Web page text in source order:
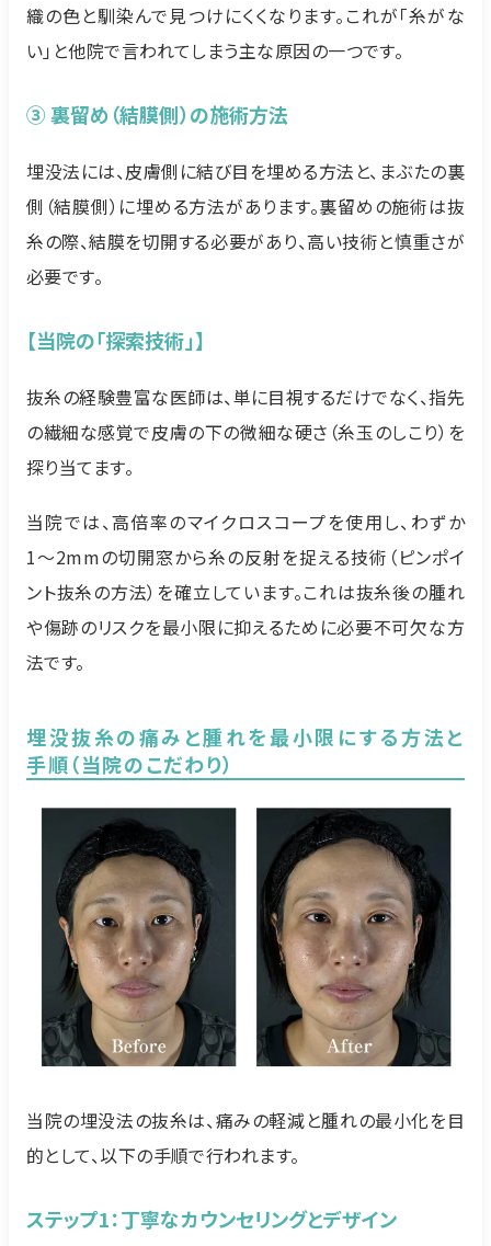
織の色と馴染んで見つけにくくなります。これが「糸がな
い」と他院で言われてしまう主な原因の一つです。
③ 裏留め（結膜側）の施術方法
埋没法には、皮膚側に結び目を埋める方法と、まぶたの裏
側（結膜側）に埋める方法があります。裏留めの施術は抜
糸の際、結膜を切開する必要があり、高い技術と慎重さが
必要です。
【当院の「探索技術」】
抜糸の経験豊富な医師は、単に目視するだけでなく、指先
の繊細な感覚で皮膚の下の微細な硬さ（糸玉のしこり）を
探り当てます。
当院では、高倍率のマイクロスコープを使用し、わずか
1〜2mmの切開窓から糸の反射を捉える技術（ピンポイ
ント抜糸の方法）を確立しています。これは抜糸後の腫れ
や傷跡のリスクを最小限に抑えるために必要不可欠な方
法です。
埋没抜糸の痛みと腫れを最小限にする方法と
手順（当院のこだわり）
当院の埋没法の抜糸は、痛みの軽減と腫れの最小化を目
的として、以下の手順で行われます。
ステップ1：丁寧なカウンセリングとデザイン